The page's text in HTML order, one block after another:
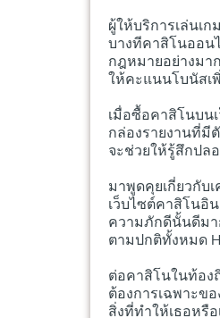
ผู้ให้บริการเล่นเ
บางทีคาสิโนออน
กฎหมายอย่างมา
ให้คะแนนโบนัสเ
เมื่อซื้อคาสิโนบน
กล่องรายงานที่มี
จะช่วยให้รู้สึกปล
มาพูดคุยเกี่ยวกับ
เว็บไซต์คาสิโนอิ
ความภักดีนั้นดีมา
ตามปกติทั้งหมด
ต่อคาสิโนในท้อง
ต้องการเฉพาะข
สิ่งที่ทำให้เธอหรื